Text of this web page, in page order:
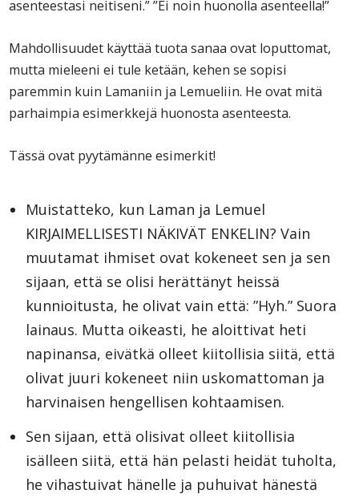
asenteestasi neitiseni.” ”Ei noin huonolla asenteella!”
Mahdollisuudet käyttää tuota sanaa ovat loputtomat,
mutta mieleeni ei tule ketään, kehen se sopisi
paremmin kuin Lamaniin ja Lemueliin. He ovat mitä
parhaimpia esimerkkejä huonosta asenteesta.
Tässä ovat pyytämänne esimerkit!
Muistatteko, kun Laman ja Lemuel
KIRJAIMELLISESTI NÄKIVÄT ENKELIN? Vain
muutamat ihmiset ovat kokeneet sen ja sen
sijaan, että se olisi herättänyt heissä
kunnioitusta, he olivat vain että: ”Hyh.” Suora
lainaus. Mutta oikeasti, he aloittivat heti
napinansa, eivätkä olleet kiitollisia siitä, että
olivat juuri kokeneet niin uskomattoman ja
harvinaisen hengellisen kohtaamisen.
Sen sijaan, että olisivat olleet kiitollisia
isälleen siitä, että hän pelasti heidät tuholta,
he vihastuivat hänelle ja puhuivat hänestä